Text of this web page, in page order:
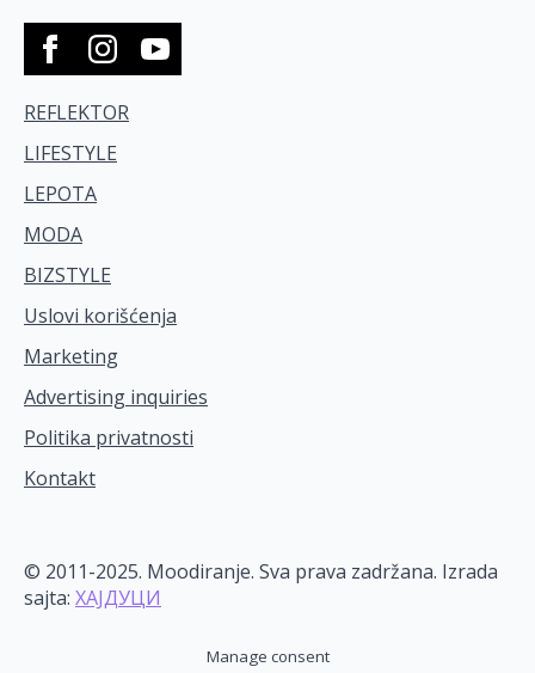
REFLEKTOR
LIFESTYLE
LEPOTA
MODA
BIZSTYLE
Uslovi korišćenja
Marketing
Advertising inquiries
Politika privatnosti
Kontakt
© 2011-2025. Moodiranje. Sva prava zadržana. Izrada
sajta: ХАЈДУЦИ
Manage consent